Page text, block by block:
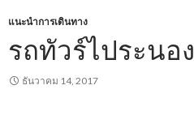
แนะนำการเดินทาง
รถทัวร์ไประนอง
ธันวาคม 14, 2017